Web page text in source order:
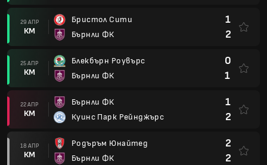
29 АПР
КМ
Бристол Сити
Бърнли ФК
1
2
25 АПР
КМ
Блекбърн Роувърс
Бърнли ФК
0
1
22 АПР
КМ
Бърнли ФК
Куинс Парк Рейнджърс
1
2
18 АПР
КМ
Родъръм Юнайтед
Бърнли ФК
2
2